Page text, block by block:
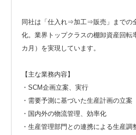
同社は「仕入れ⇒加工⇒販売」までの
化。業界トップクラスの棚卸資産回転
カ月）を実現しています。
【主な業務内容】
・SCM企画立案、実行
・需要予測に基づいた生産計画の立案
・国内外の物流管理、効率化
・生産管理部門との連携による生産調